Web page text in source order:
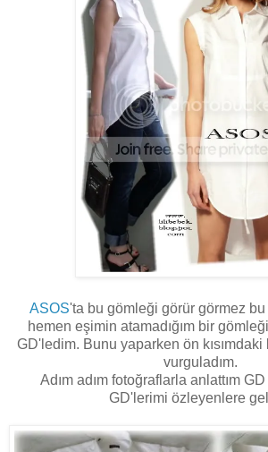
ASOS'ta bu gömleği görür görmez bu
hemen eşimin atamadığım bir
GD'ledim. Bunu yaparken ön kısımdaki
vurguladım.
Adım adım fotoğraflarla anlattım
GD'lerimi özleyenlere